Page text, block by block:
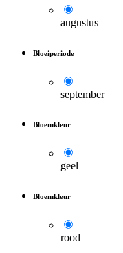
augustus
Bloeiperiode
september
Bloemkleur
geel
Bloemkleur
rood